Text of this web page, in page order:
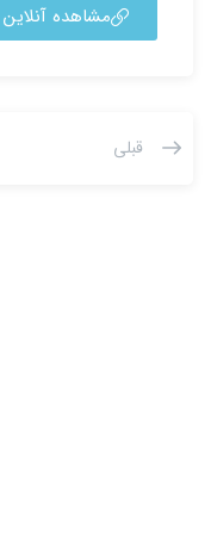
مشاهده آنلاین
قبلی